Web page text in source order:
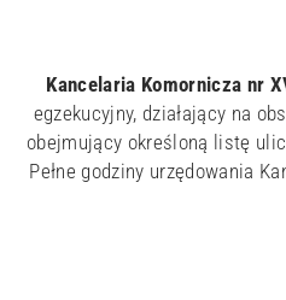
Kancelaria Komornicza nr
egzekucyjny, działający na
obejmujący określoną listę
Pełne godziny urzędowania